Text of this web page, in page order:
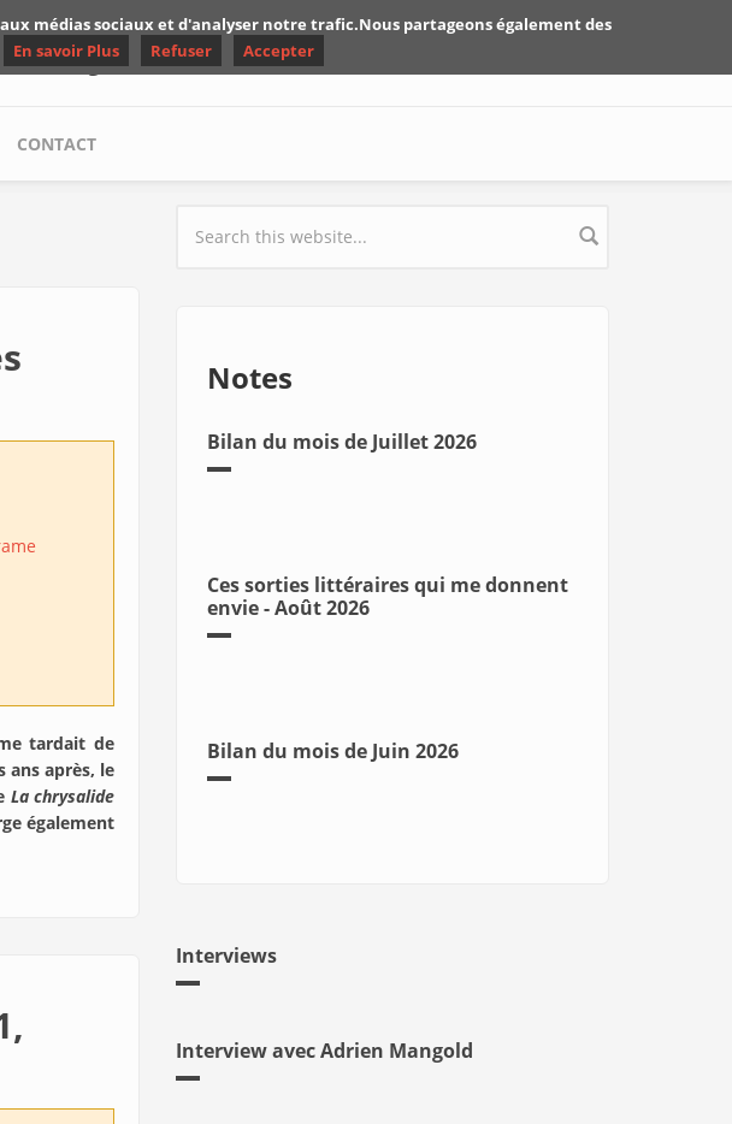
Yuyine
CONTACT
tardait de
ans après, le
La chrysalide
également
Search form
Notes
Bilan du mois de Juillet 2026
Ces sorties littéraires qui me donnent
envie - Août 2026
Bilan du mois de Juin 2026
Interviews
Interview avec Adrien Mangold
médias sociaux et d'analyser notre trafic.Nous partageons également des
En savoir Plus Refuser Accepter